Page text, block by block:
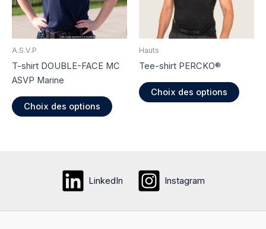
sur
page
produit
la
A.S.V.P
T-shirt DOUBLE-FACE MC
ASVP Marine
Choix des options
produit
options
être
Hauts
Tee-shirt PERCKO®
Choix des options
LinkedIn Instagram